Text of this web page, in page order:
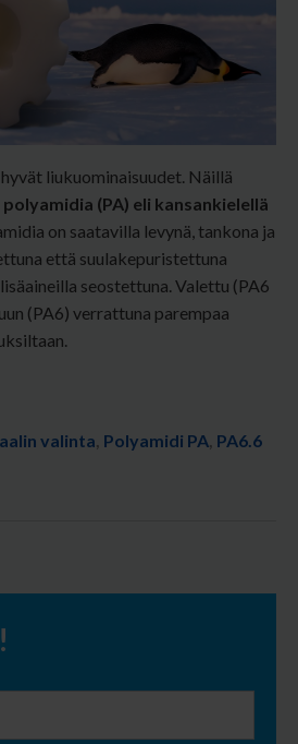
liukuominaisuudet. Näillä
polyamidia (PA) eli kansankielellä
on saatavilla levynä, tankona ja
että suulakepuristettuna
seostettuna. Valettu (PA6
(PA6) verrattuna parempaa
valinta, Polyamidi PA, PA6.6